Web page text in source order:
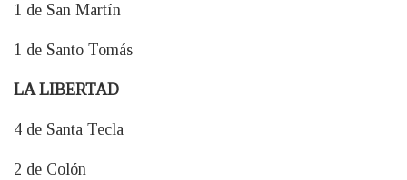
1 de San Martín
1 de Santo Tomás
LA LIBERTAD
4 de Santa Tecla
2 de Colón